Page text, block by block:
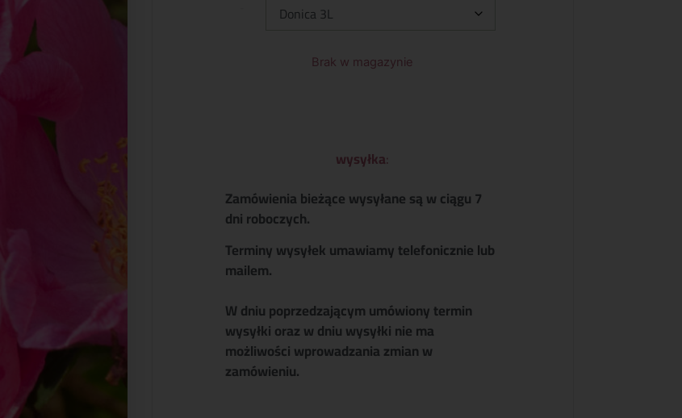
Brak w magazynie
wysyłka:
Zamówienia bieżące wysyłane są w ciągu 7
dni roboczych.
Terminy wysyłek umawiamy telefonicznie lub
mailem.
W dniu poprzedzającym umówiony termin
wysyłki oraz w dniu wysyłki nie ma
możliwości wprowadzania zmian w
zamówieniu.